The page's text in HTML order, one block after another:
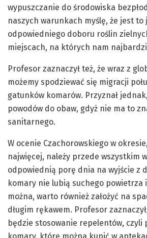
wypuszczanie do środowiska
naszych warunkach myślę, że jest
odpowiedniego doboru roślin
miejscach, na których nam
Profesor zaznaczył też, że wraz z
możemy spodziewać się migracji
gatunków komarów. Przyznał
powodów do obaw, gdyż nie ma to
sanitarnego.
W ocenie Czachorowskiego w
najwięcej, należy przede wszystkim
odpowiednią porę dnia na wyjście z
komary nie lubią suchego powietrza i
można, warto również założyć na
długim rękawem. Profesor
będzie stosowanie repelentów, czyli
komary, które można kupić w